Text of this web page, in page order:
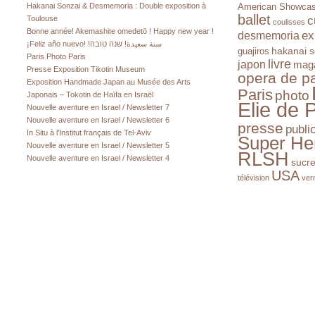
Hakanai Sonzai & Desmemoria : Double exposition à
Toulouse
Bonne année! Akemashite omedetō ! Happy new year !
¡Feliz año nuevo! !سنة سعيدة! שנה טובה
Paris Photo Paris
Presse Exposition Tikotin Museum
Exposition Handmade Japan au Musée des Arts
Japonais – Tokotin de Haïfa en Israël
Nouvelle aventure en Israel / Newsletter 7
Nouvelle aventure en Israel / Newsletter 6
In Situ à l’Institut français de Tel-Aviv
Nouvelle aventure en Israel / Newsletter 5
Nouvelle aventure en Israel / Newsletter 4
American
ballet coulisses
desmemoria
guajiros hakanai
japon livre
opera de
Paris photo
Elie de
presse
Super
RLSH sucre
télévision USA